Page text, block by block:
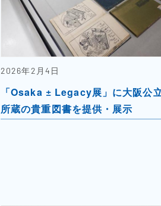
2026年2月4日
「Osaka ± Legacy展」に大阪公
所蔵の貴重図書を提供・展示